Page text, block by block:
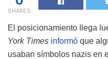
SHARES
El posicionamiento llega
York Times informó que
usaban símbolos nazis en